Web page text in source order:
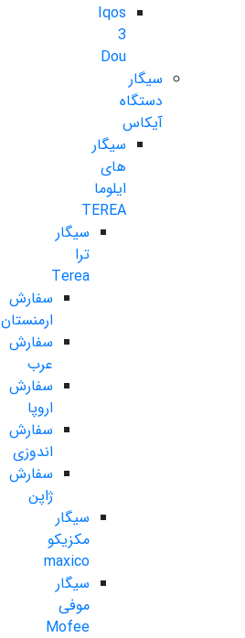
Iqos
3
Dou
سیگار
دستگاه
آیکاس
سیگار
های
ایلوما
TEREA
سیگار
ترا
Terea
سفارش
ارمنستان
سفارش
عرب
سفارش
اروپا
سفارش
اندوزی
سفارش
ژاپن
سیگار
مکزیکو
maxico
سیگار
موفی
Mofee